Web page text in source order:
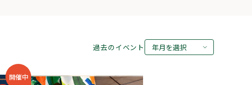
過去のイベント
年月を選択
開催中